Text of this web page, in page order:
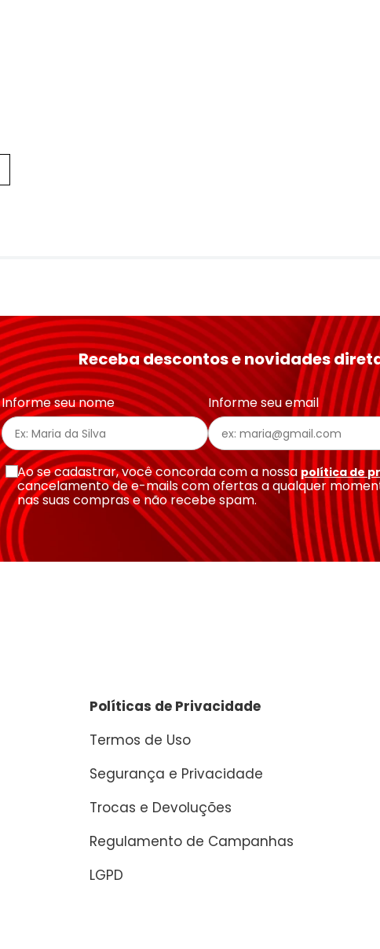
Receba descontos e novidades
Informe seu nome
Informe seu email
Ao se cadastrar, você concorda com a nossa política de
cancelamento de e-mails com ofertas a qualquer
nas suas compras e não recebe spam.
Políticas de Privacidade
Termos de Uso
Segurança e Privacidade
Trocas e Devoluções
Regulamento de Campanhas
LGPD